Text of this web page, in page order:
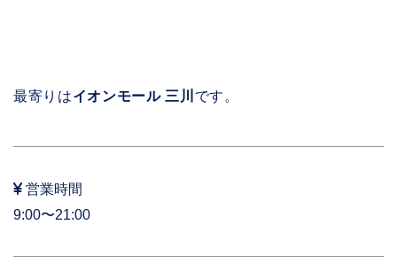
最寄りはイオンモール 三川 です。
営業時間
9:00〜21:00